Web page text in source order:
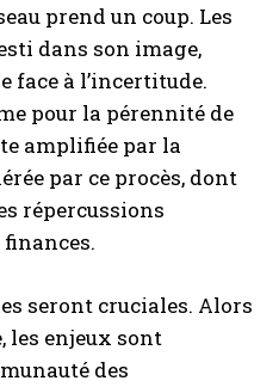
prend un coup. Les
dans son image,
face à l’incertitude.
pour la pérennité de
amplifiée par la
par ce procès, dont
répercussions
seront cruciales. Alors
les enjeux sont
des